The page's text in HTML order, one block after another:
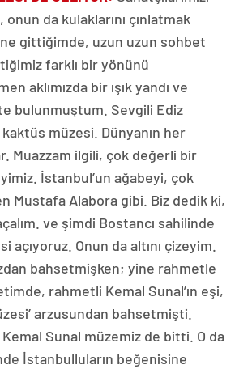
da kulaklarını çınlatmak
gittiğimde, uzun uzun sohbet
farklı bir yönünü
aklımızda bir ışık yandı ve
bulunmuştum. Sevgili Ediz
müzesi. Dünyanın her
Muazzam ilgili, çok değerli bir
İstanbul’un ağabeyi, çok
Mustafa Alabora gibi. Biz dedik ki,
ve şimdi Bostancı sahilinde
açıyoruz. Onun da altını çizeyim.
bahsetmişken; yine rahmetle
rahmetli Kemal Sunal’ın eşi,
arzusundan bahsetmişti.
Kemal Sunal müzemiz de bitti. O da
İstanbulluların beğenisine